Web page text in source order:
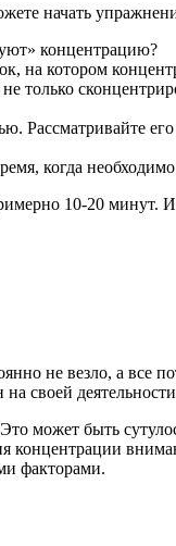
начать
концентрацию?
на котором
только
Рассматривайте
когда
10-20 минут.
не везло, а все
своей
может быть
концентрации
факторами.